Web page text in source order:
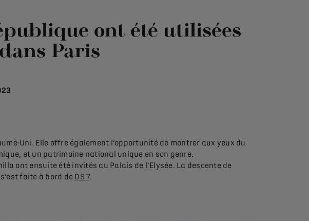
ont été utilisées
Paris
Uni. Elle offre également l’opportunité de montrer aux yeux du
et un patrimoine national unique en son genre.
ont ensuite été invités au Palais de l’Elysée. La descente de
faite à bord de DS 7.